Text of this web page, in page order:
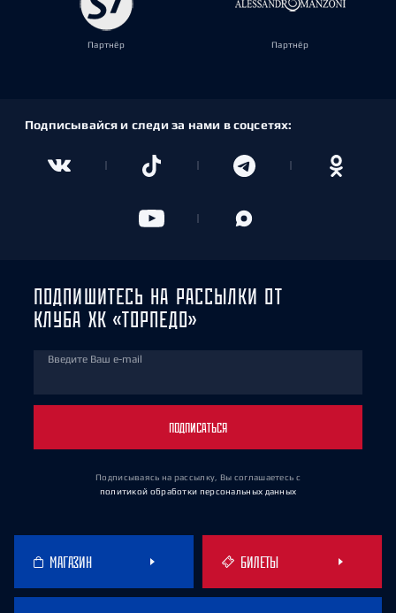
Партнёр Партнёр
Подписывайся и следи за нами в соцсетях:
ПОДПИШИТЕСЬ НА РАССЫЛКИ ОТ
КЛУБА ХК «ТОРПЕДО»
Введите Ваш e-mail
ПОДПИСАТЬСЯ
Подписываясь на рассылку, Вы соглашаетесь с
политикой обработки персональных данных
МАГАЗИН БИЛЕТЫ